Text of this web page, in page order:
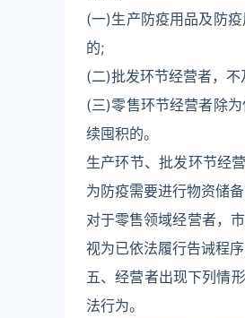
(一)生产防疫用品及防
的;
(二)批发环节经营者，
(三)零售环节经营者除
续囤积的。
生产环节、批发环节经
为防疫需要进行物资储
对于零售领域经营者，
视为已依法履行告诫程
五、经营者出现下列情
法行为。